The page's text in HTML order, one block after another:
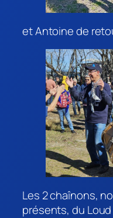
et Antoine de
Les 2 chaînons,
présents, du